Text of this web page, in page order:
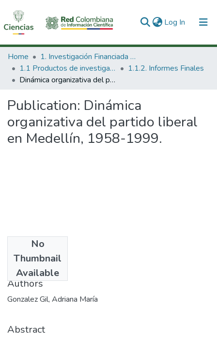
Log In (current)
Communities & Collections
All of DSpace
Home
1. Investigación Financiada con Recursos Públicos
1.1 Productos de investigación
1.1.2. Informes Finales
Dinámica organizativa del partido liberal en Medellín, 1958-1999.
Publication: Dinámica
organizativa del partido liberal
en Medellín, 1958-1999.
No
Thumbnail
Available
2005
Authors
Gonzalez Gil, Adriana María
Abstract